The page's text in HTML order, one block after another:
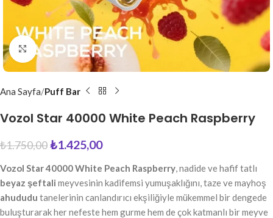
Büyütmek için tıkla
Ana Sayfa Puff Bar
Vozol Star 40000 White Peach Raspberry
₺1.750,00 ₺1.425,00
Vozol Star 40000 White Peach Raspberry, nadide ve hafif tatlı
beyaz şeftali meyvesinin kadifemsi yumuşaklığını, taze ve mayhoş
ahududu tanelerinin canlandırıcı ekşiliğiyle mükemmel bir dengede
buluşturarak her nefeste hem gurme hem de çok katmanlı bir meyve